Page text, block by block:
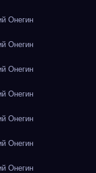
Онегин
Онегин
Онегин
Онегин
Онегин
Онегин
Онегин